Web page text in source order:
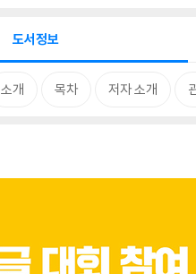
도서정보
소개 목차 저자 소개